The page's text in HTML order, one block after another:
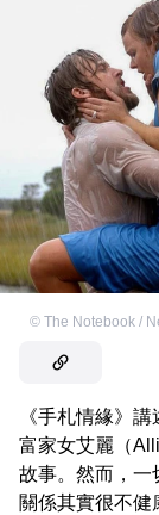
© The Notebook /
《手札情緣》
富家女艾麗（
故事。然而，一
關係其實很不健